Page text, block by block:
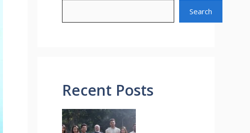
Search
Recent Posts